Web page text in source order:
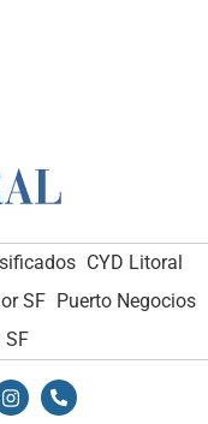
CYD Litoral
SF Puerto Negocios
SF